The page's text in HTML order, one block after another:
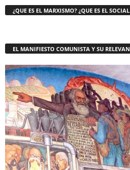
¿QUE ES EL MARXISMO? ¿QUE ES EL
EL MANIFIESTO COMUNISTA Y SU